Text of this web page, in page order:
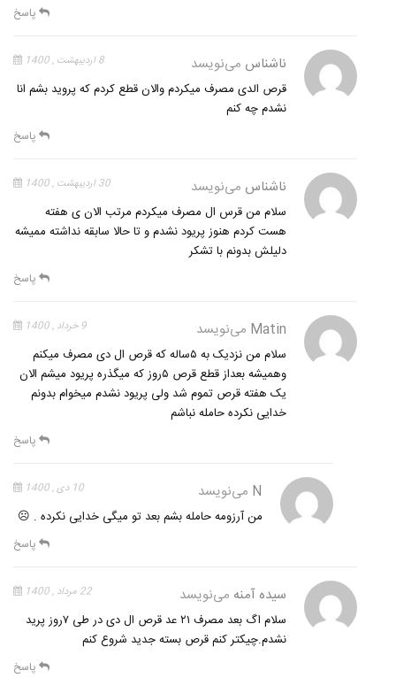
پاسخ
ناشناس می‌نویسد 8 اردیبهشت , 1400
قرص الدی مصرف میکردم والان قطع کردم که پروید بشم انا
نشدم چه کنم
پاسخ
ناشناس می‌نویسد 30 اردیبهشت , 1400
سلام من قرس ال مصرف میکردم مرتب الان ی هفته
هست کردم هنوز پریود نشدم و تا حالا سابقه نداشته ممیشه
دلیلش بدونم با تشکر
پاسخ
Matin می‌نویسد 9 خرداد , 1400
سلام من نزدیک به ۵ساله که قرص ال دی مصرف میکنم
وهمیشه بعداز قطع قرص ۵روز که میگذره پریود میشم الان
یک هفته قرص تموم شد ولی پریود نشدم میخوام بدونم
خدایی نکرده حامله نباشم
پاسخ
N می‌نویسد 10 دی , 1400
من آرزومه حامله بشم بعد تو میگی خدایی نکرده . ☹
پاسخ
سیده آمنه می‌نویسد 22 مرداد , 1400
سلام اگ بعد مصرف ۲۱ عد قرص ال دی در طی ۷روز پرید
نشدم.چیکتر کنم قرص بسته جدید شروع کنم
پاسخ